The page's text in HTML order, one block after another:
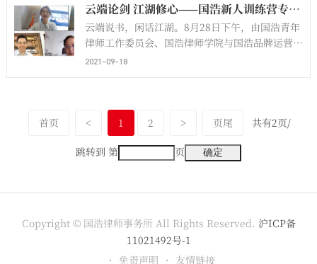
前辈良言，共立鸿鹄远志。国浩律师学院负责人王
志平主持了此次活动。
云端论剑 江湖修心——国浩新人训练营专场读书会成功举办
云端说书，闲话江湖。8月28日下午，由国浩青年
律师工作委员会、国浩律师学院与国浩品牌运营中
心联合主办的国浩新人训练营专场读书会以线上直
2021-09-18
首页 < 1 2 > 页尾 共有2页/
跳转到 第 页
Copyright © 国浩律师事务所 All Rights Reserved. 沪ICP备
11021492号-1
免责声明
友情链接